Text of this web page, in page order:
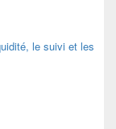
le suivi et les